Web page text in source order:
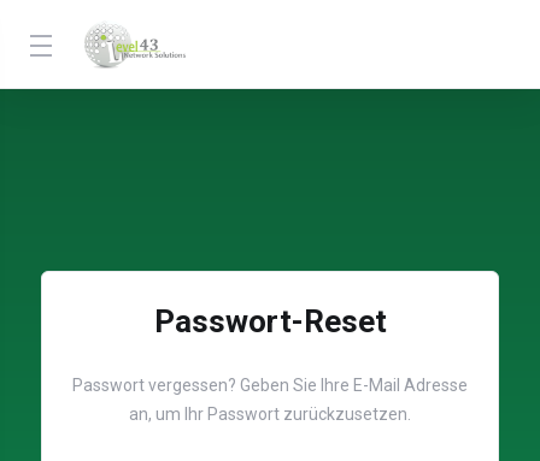
Passwort-Reset
Passwort vergessen? Geben Sie Ihre E-Mail Adresse
an, um Ihr Passwort zurückzusetzen.